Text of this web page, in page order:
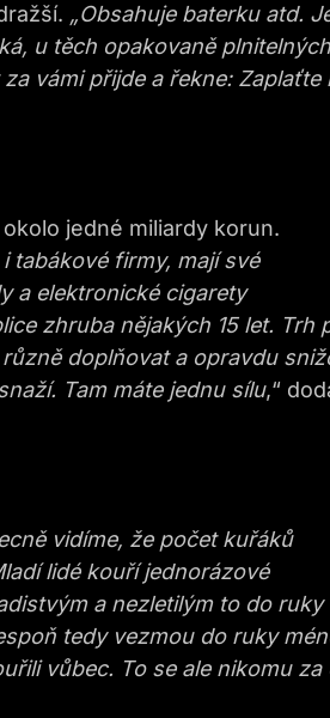
„Obsahuje baterku atd.
u těch opakovaně plnitelných
vámi přijde a řekne: Zaplaťte
jedné miliardy korun.
i tabákové firmy, mají své
a elektronické cigarety
zhruba nějakých 15 let. Trh
doplňovat a opravdu
Tam máte jednu sílu,“
vidíme, že počet kuřáků
lidé kouří jednorázové
a nezletilým to do ruky
tedy vezmou do ruky
vůbec. To se ale nikomu za